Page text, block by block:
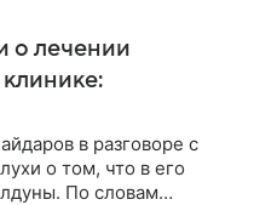
о лечении
в разговоре с
о том, что в его
По словам